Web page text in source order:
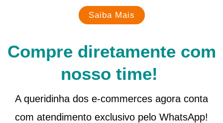
Saiba Mais
Compre diretamente com
nosso time!
A queridinha dos e-commerces agora conta
com atendimento exclusivo pelo WhatsApp!